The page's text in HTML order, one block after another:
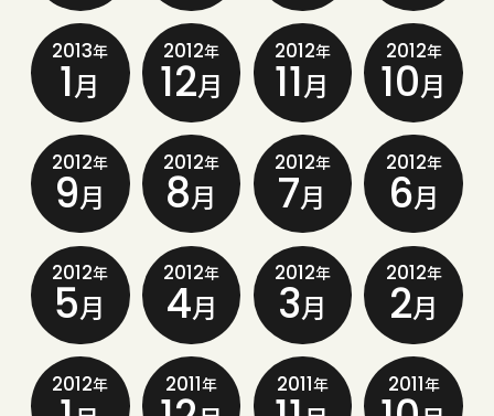
2013年
1月
2012年
12月
2012年
11月
2012年
10月
2012年
9月
2012年
8月
2012年
7月
2012年
6月
2012年
5月
2012年
4月
2012年
3月
2012年
2月
2012年 2011年 2011年 2011年